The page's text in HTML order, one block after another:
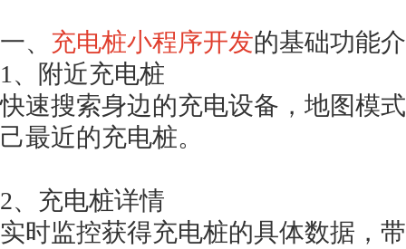
一、 充电桩小程序开发的基础功能
1、附近充电桩
快速搜索身边的充电设备，地图模
己最近的充电桩。
2、充电桩详情
实时监控获得充电桩的具体数据，